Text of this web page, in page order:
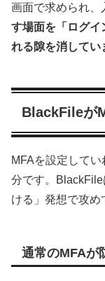
画面で求められ、
す場面を「ログイ
れる隙を消してい
BlackFileが
MFAを設定して
分です。
ける」発想で攻め
通常のMFAが